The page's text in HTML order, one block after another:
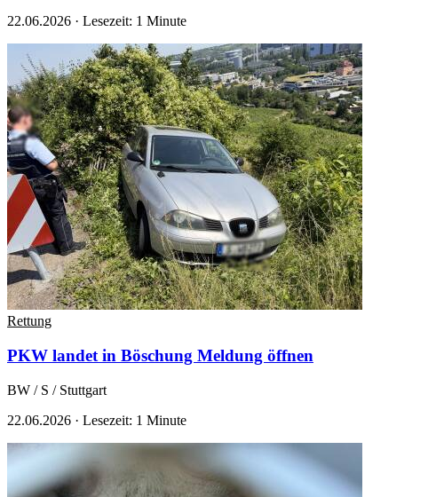
22.06.2026 · Lesezeit: 1 Minute
Rettung
PKW landet in Böschung Meldung öffnen
BW / S / Stuttgart
22.06.2026 · Lesezeit: 1 Minute